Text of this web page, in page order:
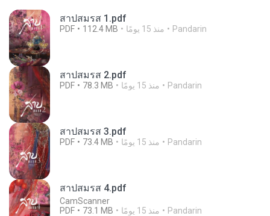
สาปสมรส 1.pdf
PDF 112.4 MB منذ 15 يومًا Pandarin
สาปสมรส 2.pdf
PDF 78.3 MB منذ 15 يومًا Pandarin
สาปสมรส 3.pdf
PDF 73.4 MB منذ 15 يومًا Pandarin
สาปสมรส 4.pdf
CamScanner
PDF
73.1 MB منذ 15 يومًا Pandarin